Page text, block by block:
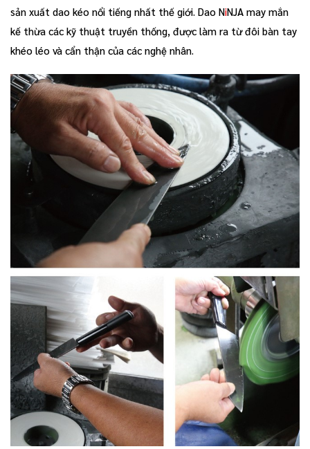
sản xuất dao kéo nổi tiếng nhất thế giới. Dao NiNJA may mắn
kế thừa các kỹ thuật truyền thống, được làm ra từ đôi bàn tay
khéo léo và cẩn thận của các nghệ nhân.